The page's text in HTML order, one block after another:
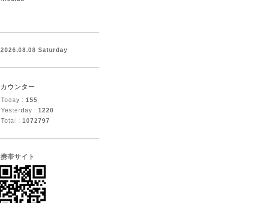
2026.08.08 Saturday
カウンター
Today : 155
Yesterday : 1220
Total : 1072797
携帯サイト